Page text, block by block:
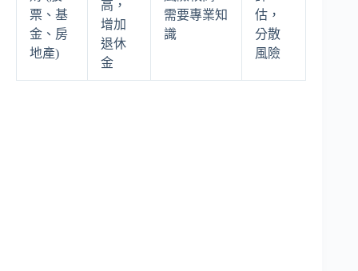
票、基
金、房
地產)
高，
增加
退休
金
需要專業知
識
估，
分散
風險